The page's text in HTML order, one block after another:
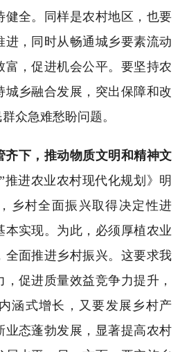
健全。同样是农村地区，也要
进，同时从畅通城乡要素流动
富，促进机会公平。要坚持农
城乡融合发展，突出保障和改
众急难愁盼问题。
齐下，推动物质文明和精神文
”推进农业农村现代化规划》明
乡村全面振兴取得决定性进
本实现。为此，必须厚植农业
全面推进乡村振兴。这要求我
促进质量效益竞争力提升，
涵式增长，又要发展乡村产
业态蓬勃发展，显著提高农村